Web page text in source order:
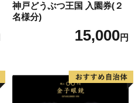
神戸どうぶつ王国 入園券(２
名様分)
15,000円